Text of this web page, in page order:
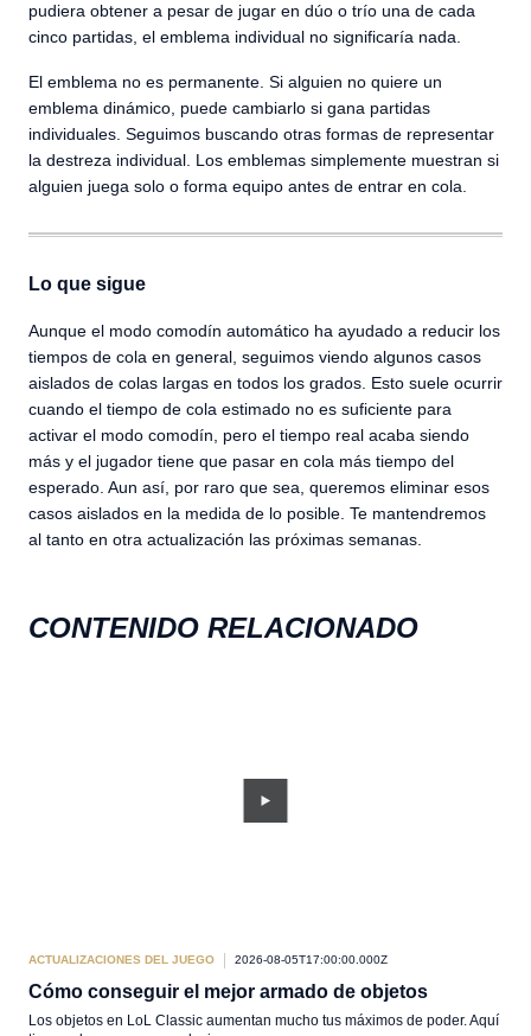
pudiera obtener a pesar de jugar en dúo o trío una de cada
cinco partidas, el emblema individual no significaría nada.
El emblema no es permanente. Si alguien no quiere un
emblema dinámico, puede cambiarlo si gana partidas
individuales. Seguimos buscando otras formas de representar
la destreza individual. Los emblemas simplemente muestran si
alguien juega solo o forma equipo antes de entrar en cola.
Lo que sigue
Aunque el modo comodín automático ha ayudado a reducir los
tiempos de cola en general, seguimos viendo algunos casos
aislados de colas largas en todos los grados. Esto suele ocurrir
cuando el tiempo de cola estimado no es suficiente para
activar el modo comodín, pero el tiempo real acaba siendo
más y el jugador tiene que pasar en cola más tiempo del
esperado. Aun así, por raro que sea, queremos eliminar esos
casos aislados en la medida de lo posible. Te mantendremos
al tanto en otra actualización las próximas semanas.
CONTENIDO RELACIONADO
ACTUALIZACIONES DEL JUEGO 2026-08-05T17:00:00.000Z
Cómo conseguir el mejor armado de objetos
Los objetos en LoL Classic aumentan mucho tus máximos de poder. Aquí